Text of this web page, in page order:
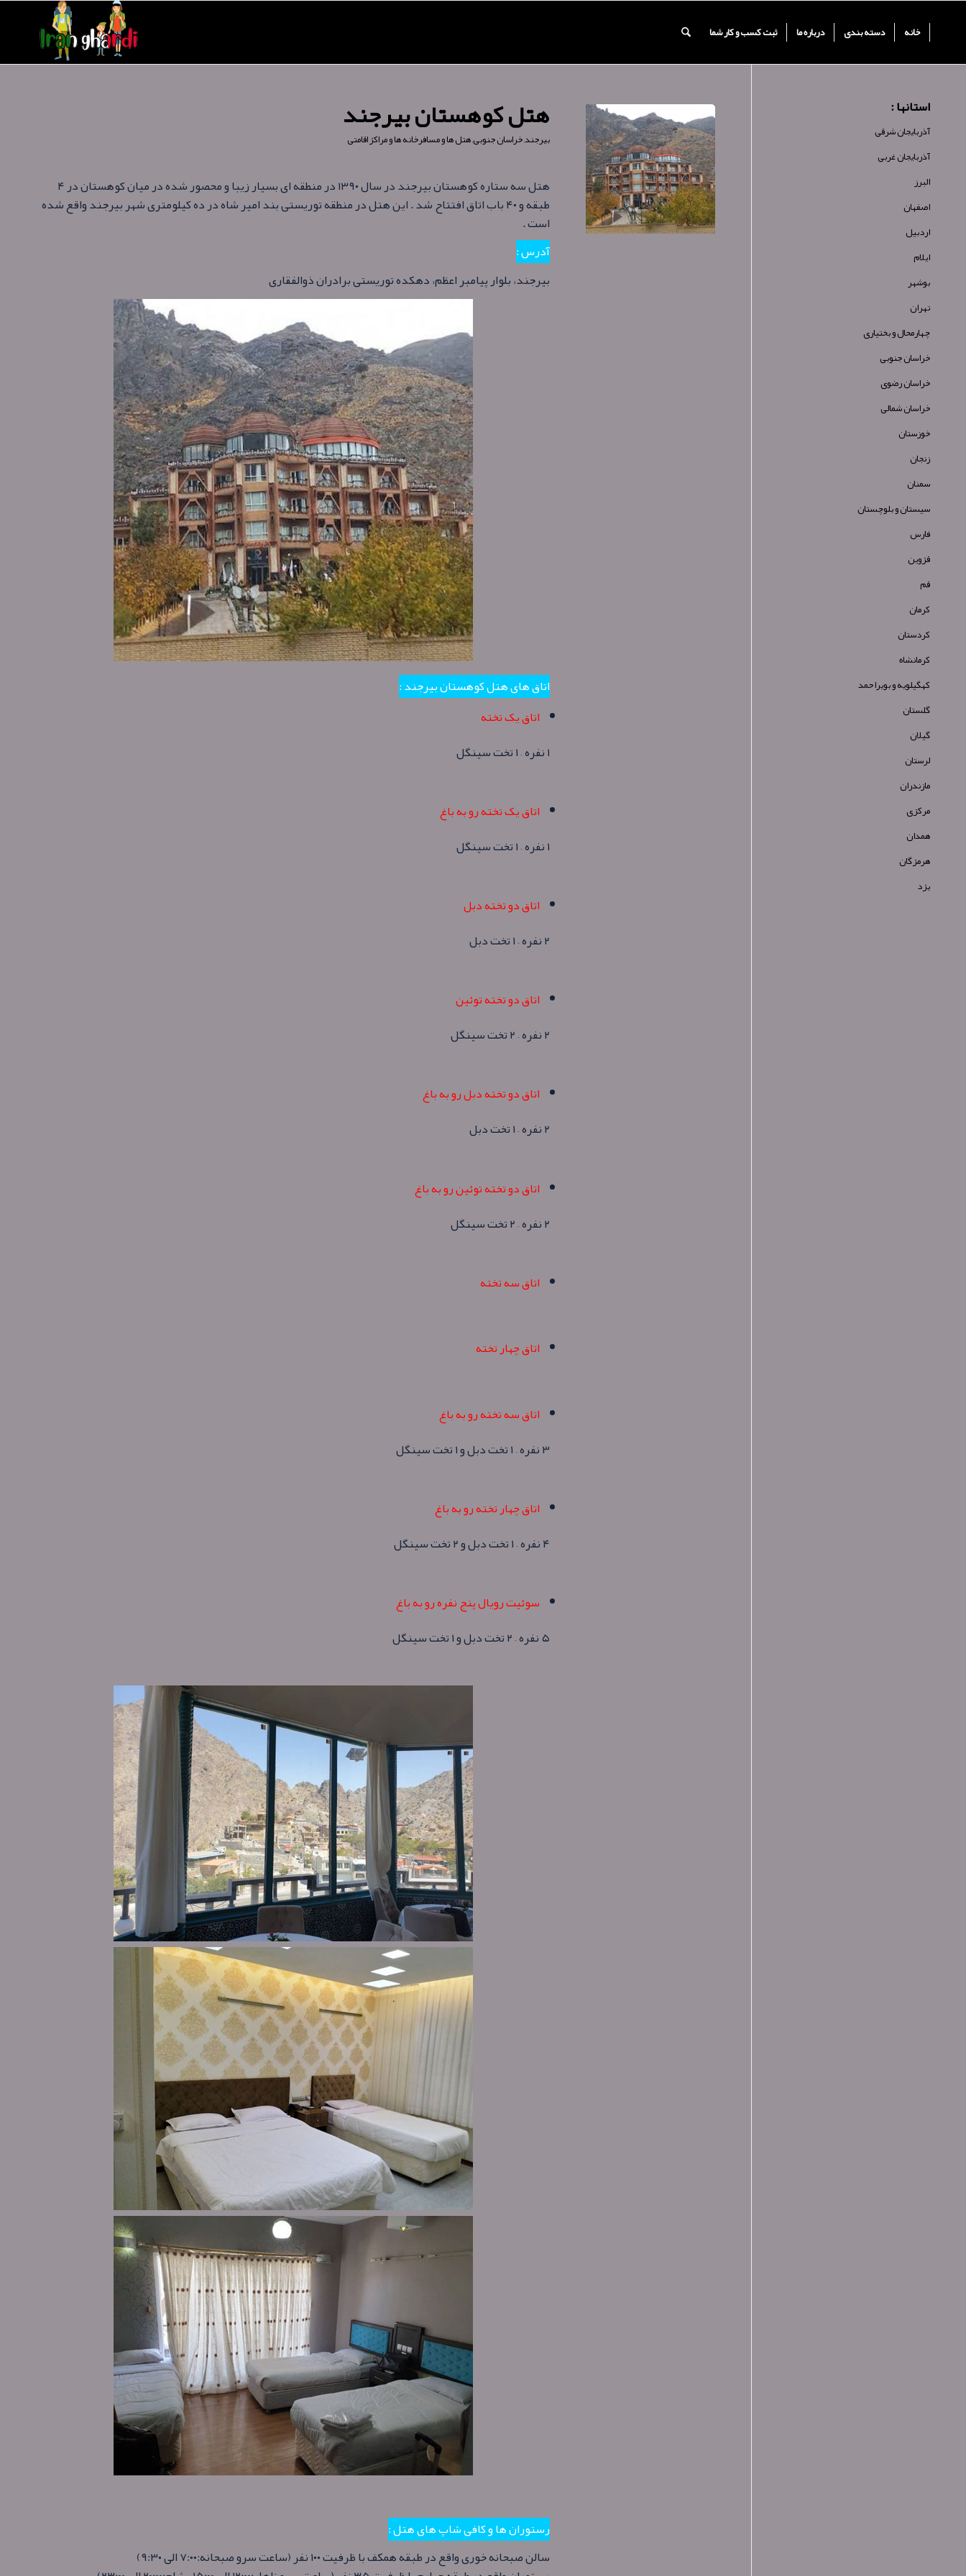
خانه دسته بندی درباره ما ثبت کسب و کار شما
هتل کوهستان بیرجند
بیرجند,خراسان جنوبی,هتل ها و مسافرخانه ها و مراکز اقامتی
هتل سه ستاره کوهستان بیرجند در سال ۱۳۹۰ در منطقه ای بسیار زیبا و محصور شده در میان کوهستان در ۴
طبقه و ۴۰ باب اتاق افتتاح شد . این هتل در منطقه توریستی بند امیر شاه در ده کیلومتری شهر بیرجند واقع شده
است .
آدرس :
بیرجند، بلوار پیامبر اعظم، دهکده توریستی برادران ذوالفقاری
اتاق های هتل کوهستان بیرجند :
اتاق یک تخته
۱ نفره – ۱ تخت سینگل
اتاق یک تخته رو به باغ
۱ نفره – ۱ تخت سینگل
اتاق دو تخته دبل
۲ نفره – ۱ تخت دبل
اتاق دو تخته توئین
۲ نفره – ۲ تخت سینگل
اتاق دو تخته دبل رو به باغ
۲ نفره – ۱ تخت دبل
اتاق دو تخته توئین رو به باغ
۲ نفره – ۲ تخت سینگل
اتاق سه تخته
اتاق چهار تخته
اتاق سه تخته رو به باغ
۳ نفره – ۱ تخت دبل و ۱ تخت سینگل
اتاق چهار تخته رو به باغ
۴ نفره – ۱ تخت دبل و ۲ تخت سینگل
سوئیت رویال پنج نفره رو به باغ
۵ نفره – ۲ تخت دبل و ۱ تخت سینگل
رستوران ها و کافی شاپ های هتل :
سالن صبحانه خوری واقع در طبقه همکف با ظرفیت ۱۰۰ نفر (ساعت سرو صبحانه:۷:۰۰ الی ۹:۳۰)
استانها :
آذربایجان شرقی
آذربایجان غربی
البرز
اصفهان
اردبیل
ایلام
بوشهر
تهران
چهارمحال و بختیاری
خراسان جنوبی
خراسان رضوی
خراسان شمالی
خوزستان
زنجان
سمنان
سیستان و بلوچستان
فارس
قزوین
قم
کرمان
کردستان
کرمانشاه
کهگیلویه و بویراحمد
گلستان
گیلان
لرستان
مازندران
مرکزی
همدان
هرمزگان
یزد